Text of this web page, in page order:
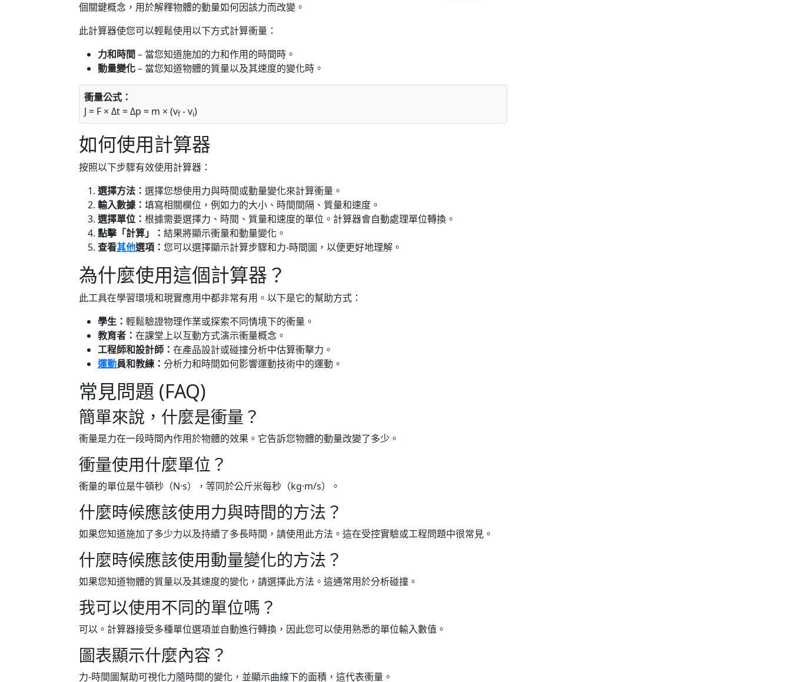
個關鍵概念，用於解釋物體的動量如何因該力而改變。
此計算器使您可以輕鬆使用以下方式計算衝量：
力和時間 – 當您知道施加的力和作用的時間時。
動量變化– 當您知道物體的質量以及其速度的變化時。
衝量公式：
J = F × Δt = Δp = m × (vf- vi)
如何使用計算器
按照以下步驟有效使用計算器：
選擇方法： 選擇您想使用力與時間或動量變化來計算衝量。
輸入數據： 填寫相關欄位，例如力的大小、時間間隔、質量和速度。
選擇單位： 根據需要選擇力、時間、質量和速度的單位。計算器會自動處理單位轉換。
點擊「計算」： 結果將顯示衝量和動量變化。
查看其他選項： 您可以選擇顯示計算步驟和力-時間圖，以便更好地理解。
為什麼使用這個計算器？
此工具在學習環境和現實應用中都非常有用。以下是它的幫助方式：
學生： 輕鬆驗證物理作業或探索不同情境下的衝量。
教育者： 在課堂上以互動方式演示衝量概念。
工程師和設計師： 在產品設計或碰撞分析中估算衝擊力。
運動員和教練： 分析力和時間如何影響運動技術中的運動。
常見問題 (FAQ)
簡單來說，什麼是衝量？
衝量是力在一段時間內作用於物體的效果。它告訴您物體的動量改變了多少。
衝量使用什麼單位？
衝量的單位是牛頓秒（N·s），等同於公斤米每秒（kg·m/s）。
什麼時候應該使用力與時間的方法？
如果您知道施加了多少力以及持續了多長時間，請使用此方法。這在受控實驗或工程問題中很常見。
什麼時候應該使用動量變化的方法？
如果您知道物體的質量以及其速度的變化，請選擇此方法。這通常用於分析碰撞。
我可以使用不同的單位嗎？
可以。計算器接受多種單位選項並自動進行轉換，因此您可以使用熟悉的單位輸入數值。
圖表顯示什麼內容？
力-時間圖幫助可視化力隨時間的變化，並顯示曲線下的面積，這代表衝量。